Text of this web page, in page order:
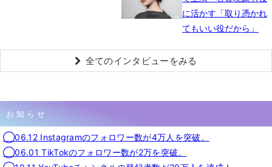
に活かす「取り憑かれ
てもいい役だから」
全てのインタビューをみる
お知らせ
◯06.12 Instagramのフォロワー数が4万人を突破。
◯06.01 TikTokのフォロワー数が2万を突破。